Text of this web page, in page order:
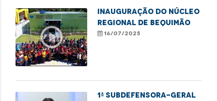
play_circle_outline
Inauguração do Núcleo
Regional de Bequimão
16/07/2025
1ª subdefensora-geral